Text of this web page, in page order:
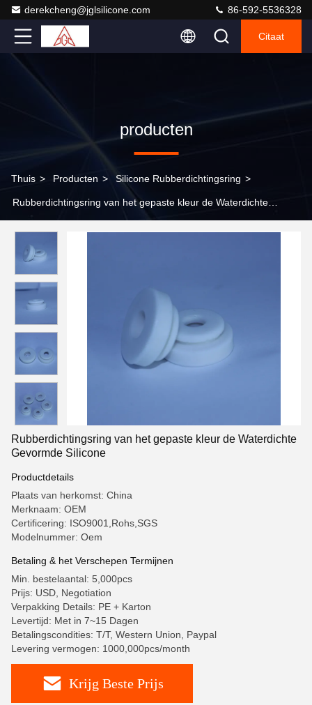
derekcheng@jglsilicone.com 86-592-5536328
Citaat
producten
Thuis > Producten > Silicone Rubberdichtingsring >
Rubberdichtingsring van het gepaste kleur de Waterdichte
Rubberdichtingsring van het gepaste kleur de Waterdichte
Gevormde Silicone
Productdetails
Plaats van herkomst: China
Merknaam: OEM
Certificering: ISO9001,Rohs,SGS
Modelnummer: Oem
Betaling & het Verschepen Termijnen
Min. bestelaantal: 5,000pcs
Prijs: USD, Negotiation
Verpakking Details: PE + Karton
Levertijd: Met in 7~15 Dagen
Betalingscondities: T/T, Western Union, Paypal
Levering vermogen: 1000,000pcs/month
Krijg Beste Prijs